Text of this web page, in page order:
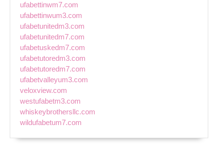
ufabettinwm7.com
ufabettinwum3.com
ufabetunitedm3.com
ufabetunitedm7.com
ufabetuskedm7.com
ufabetutoredm3.com
ufabetutoredm7.com
ufabetvalleyum3.com
veloxview.com
westufabetm3.com
whiskeybrothersllc.com
wildufabetum7.com